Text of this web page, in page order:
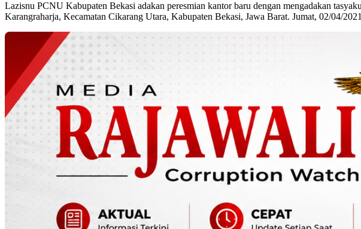
Lazisnu PCNU Kabupaten Bekasi adakan peresmian kantor baru dengan mengadakan
Karangraharja, Kecamatan Cikarang Utara, Kabupaten Bekasi, Jawa Barat. Jumat, 02/04/